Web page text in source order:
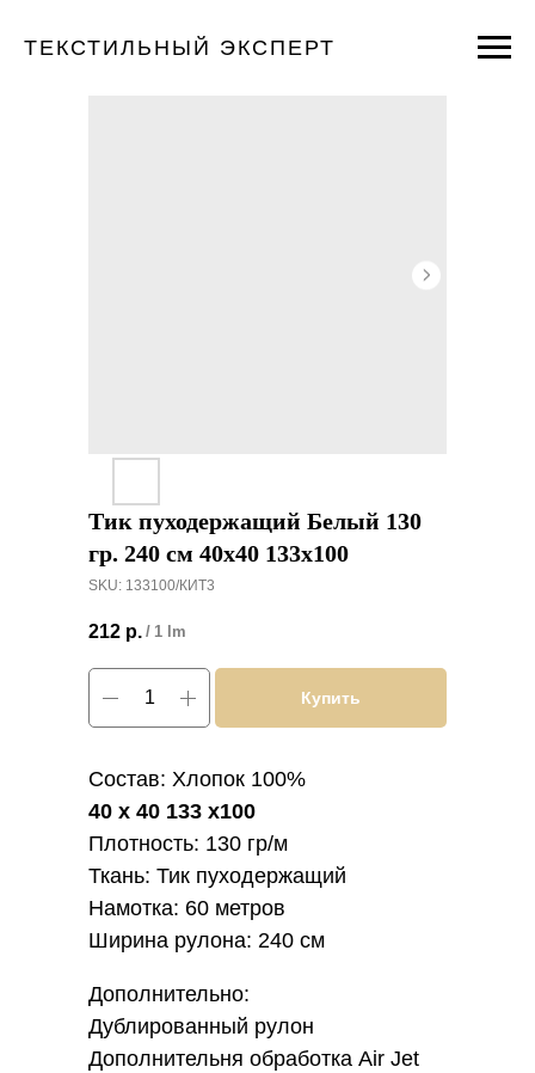
ТЕКСТИЛЬНЫЙ ЭКСПЕРТ
Тик пуходержащий Белый 130
гр. 240 см 40х40 133х100
SKU: 133100/КИТ3
212 р. / 1 lm
Купить
Состав: Хлопок 100%
40 х 40 133 х100
Плотность: 130 гр/м
Ткань: Тик пуходержащий
Намотка: 60 метров
Ширина рулона: 240 см
Дополнительно:
Дублированный рулон
Дополнительня обработка Air Jet